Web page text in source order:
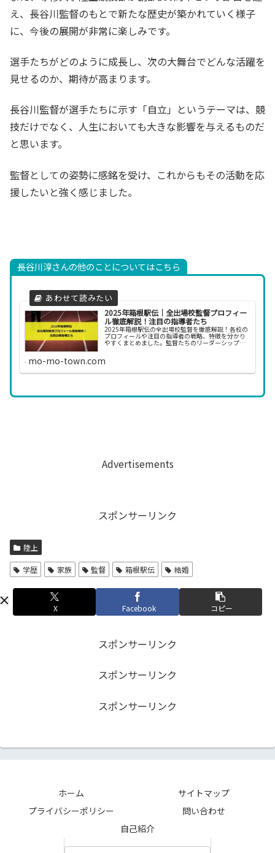
え、長谷川監督のもとで新たな歴史が築かれていく様子
に、今後の展開が非常に楽しみです。
選手たちがどのように成長し、次の大舞台でどんな活躍を
見せるのか、期待が高まります。
長谷川監督が選手たちに示す「自立」というテーマは、競
技だけでなく、人生においても大きな影響を与えるものだ
と思います。
監督としての姿勢に感銘を受け、これからもその活動を応
援したいと強く感じました。
長谷川淳さんの他のことについてはこちら
2025年箱根駅伝｜全出場校監督プロフィー
ル徹底解説！注目の指導者たち
2025年箱根駅伝の全出場校監督を徹底解説！各校の
プロフィールや注目の指導者の戦略、特徴を分かり
やすくまとめました。監督たちのリーダーシップに
迫ります。
mo-mo-town.com
Advertisements
スポンサーリンク
陸上
学歴 家族 監督 箱根駅伝 結婚
X Facebook コピー
スポンサーリンク
スポンサーリンク
スポンサーリンク
ホーム
サイトマップ
プライバシーポリシー
問い合わせ
自己紹介